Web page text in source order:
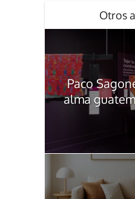
Otros
Paco
alma